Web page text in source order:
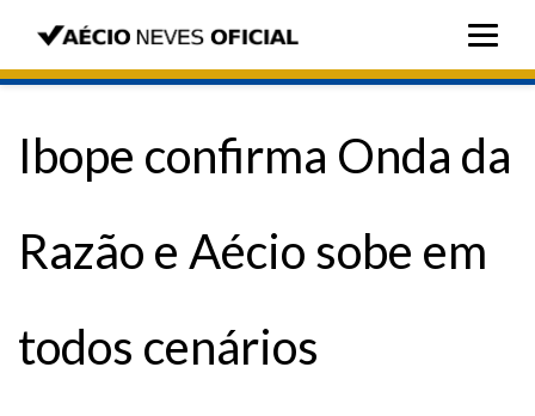
Ibope confirma Onda da
Razão e Aécio sobe em
todos cenários